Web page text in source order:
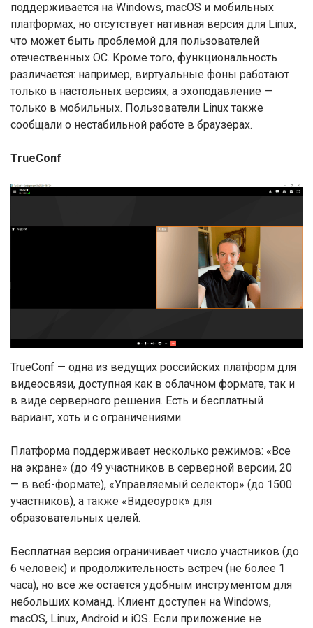
поддерживается на Windows, macOS и мобильных
платформах, но отсутствует нативная версия для Linux,
что может быть проблемой для пользователей
отечественных ОС. Кроме того, функциональность
различается: например, виртуальные фоны работают
только в настольных версиях, а эхоподавление —
только в мобильных. Пользователи Linux также
сообщали о нестабильной работе в браузерах.
TrueConf
TrueConf — одна из ведущих российских платформ для
видеосвязи, доступная как в облачном формате, так и
в виде серверного решения. Есть и бесплатный
вариант, хоть и с ограничениями.
Платформа поддерживает несколько режимов: «Все
на экране» (до 49 участников в серверной версии, 20
— в веб-формате), «Управляемый селектор» (до 1500
участников), а также «Видеоурок» для
образовательных целей.
Бесплатная версия ограничивает число участников (до
6 человек) и продолжительность встреч (не более 1
часа), но все же остается удобным инструментом для
небольших команд. Клиент доступен на Windows,
macOS, Linux, Android и iOS. Если приложение не